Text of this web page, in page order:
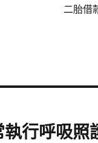
二胎借
行呼吸照